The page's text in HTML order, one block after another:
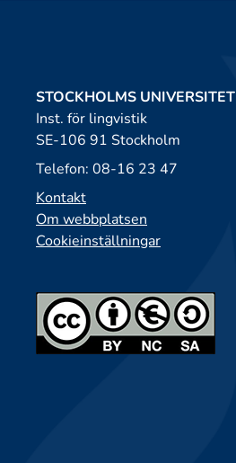
STOCKHOLMS UNIVERSITET
Inst. för lingvistik
SE-106 91 Stockholm
Telefon: 08-16 23 47
Kontakt
Om webbplatsen
Cookieinställningar